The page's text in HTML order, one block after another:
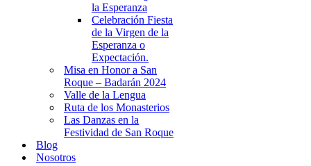
la Esperanza
Celebración Fiesta
de la Virgen de la
Esperanza o
Expectación.
Misa en Honor a San
Roque – Badarán 2024
Valle de la Lengua
Ruta de los Monasterios
Las Danzas en la
Festividad de San Roque
Blog
Nosotros